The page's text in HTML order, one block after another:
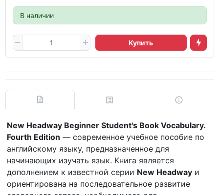
В наличии
Купить
New Headway Beginner Student's Book Vocabulary.
Fourth Edition — современное учебное пособие по
английскому языку, предназначенное для
начинающих изучать язык. Книга является
дополнением к известной серии New Headway и
ориентирована на последовательное развитие